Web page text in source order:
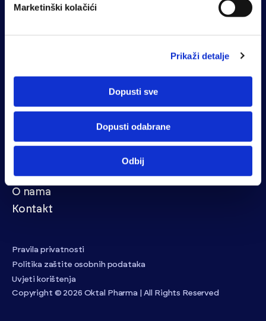
Marketinški kolačići
Prikaži detalje
Dopusti sve
Dopusti odabrane
Odbij
VIŠE O NAMA
O nama
Kontakt
Pravila privatnosti
Politika zaštite osobnih podataka
Uvjeti korištenja
Copyright © 2026 Oktal Pharma | All Rights Reserved